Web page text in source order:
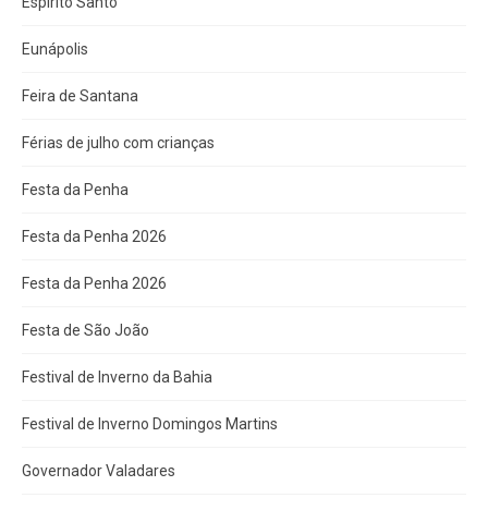
Eunápolis
Feira de Santana
Férias de julho com crianças
Festa da Penha
Festa da Penha 2026
Festa da Penha 2026
Festa de São João
Festival de Inverno da Bahia
Festival de Inverno Domingos Martins
Governador Valadares